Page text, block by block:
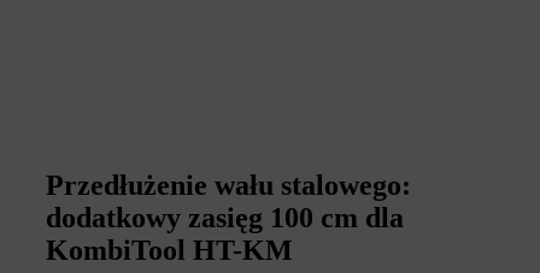
Przedłużenie wału stalowego:
dodatkowy zasięg 100 cm dla
KombiTool HT-KM